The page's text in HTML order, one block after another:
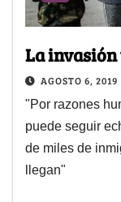
La
AGOSTO 6, 2019
"Por razones
puede seguir
de miles de
llegan"